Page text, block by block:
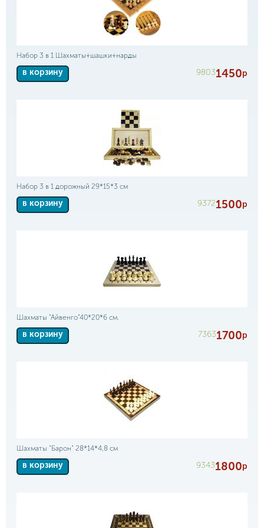
Набор 3 в 1 Шахматы+шашки+нарды
в корзину 98031450р
Набор 3 в 1 дорожный 29*15*3 см
в корзину 93721500р
Шахматы "Айвенго"40*20*6 см.
в корзину 73631700р
Шахматы "Барон" 28*14*4,8 см
в корзину 93431800р